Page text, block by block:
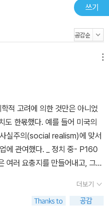
라고, 마지막으로 이처럼 새롭고
속에 담아내리라고 믿고 싶다.”
당기기 위한 저자 나름의 분투다.
주제의 시급성이 그것을 진지
화가 실제로 지구 미래에 어떤
계의 작가들이 깊이 고민해볼
경제의 정치 문제에 그치는 게
의 은폐에 연루되도록 만드는 우
를 들어보자. 만약 오늘날의 건
하는 시기임에도 유리와 금속으
호한다면, 우리는 응당 이런 태
인지 물어야 한다. 만약 소설가
서 상표명을 사용하기로 결정한
쓰기
적 고려에 의한 것만은 아니었
도 한몫했다. 예를 들어 미국의
실주의(social realism)에 맞서
에 관여했다. _ 정치 중- P160
여러 요충지를 만들어내고, 그런
지 않고 송유관을 통해 흐르는
확히영미의 정치 엘리트들이 제
더보기